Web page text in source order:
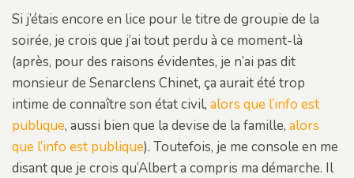
Si j’étais encore en lice pour le titre de groupie de la
soirée, je crois que j’ai tout perdu à ce moment-là
(après, pour des raisons évidentes, je n’ai pas dit
monsieur de Senarclens Chinet, ça aurait été trop
intime de connaître son état civil, alors que l’info est
publique, aussi bien que la devise de la famille, alors
que l’info est publique). Toutefois, je me console en me
disant que je crois qu’Albert a compris ma démarche. Il